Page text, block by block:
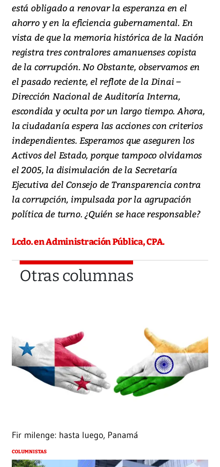
está obligado a renovar la esperanza en el
ahorro y en la eficiencia gubernamental. En
vista de que la memoria histórica de la Nación
registra tres contralores amanuenses copista
de la corrupción. No Obstante, observamos en
el pasado reciente, el reflote de la Dinai –
Dirección Nacional de Auditoría Interna,
escondida y oculta por un largo tiempo. Ahora,
la ciudadanía espera las acciones con criterios
independientes. Esperamos que aseguren los
Activos del Estado, porque tampoco olvidamos
el 2005, la disimulación de la Secretaría
Ejecutiva del Consejo de Transparencia contra
la corrupción, impulsada por la agrupación
política de turno. ¿Quién se hace responsable?
Lcdo. en Administración Pública, CPA.
Otras columnas
Fir milenge: hasta luego, Panamá
COLUMNISTAS